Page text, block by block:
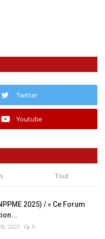
Twitter
Youtube
Tout
2025) / « Ce Forum
2025 0